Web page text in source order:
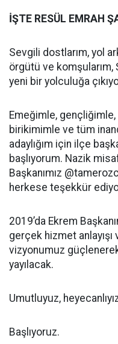
İŞTE RESÜL EMRAH
Sevgili dostlarım, yol
örgütü ve
yeni bir yolculuğa
Emeğimle,
birikimimle ve tüm
adaylığım için ilçe
başlıyorum. Nazik
Başkanımız
herkese teşekkür
2019’da Ekrem
gerçek hizmet
vizyonumuz
yayılacak.
Umutluyuz,
Başlıyoruz.